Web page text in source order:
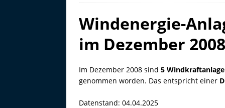
Windenergie-
im Dezember 2008
Im Dezember 2008 sind 5
genommen worden. Das entspricht einer
Datenstand: 04.04.2025